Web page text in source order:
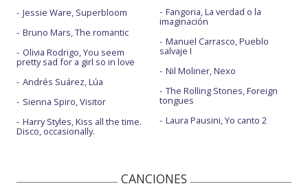
Jessie Ware, Superbloom
Bruno Mars, The romantic
Olivia Rodrigo, You seem
pretty sad for a girl so in love
Andrés Suárez, Lúa
Sienna Spiro, Visitor
Harry Styles, Kiss all the time.
Disco, occasionally.
Fangoria, La verdad o la
imaginación
Manuel Carrasco, Pueblo
salvaje I
Nil Moliner, Nexo
The Rolling Stones, Foreign
tongues
Laura Pausini, Yo canto 2
CANCIONES